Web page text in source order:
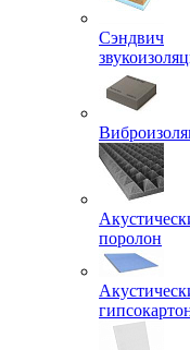
Сэндвич
поролон